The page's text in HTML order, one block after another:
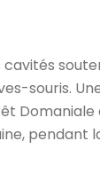
souris.
pendant